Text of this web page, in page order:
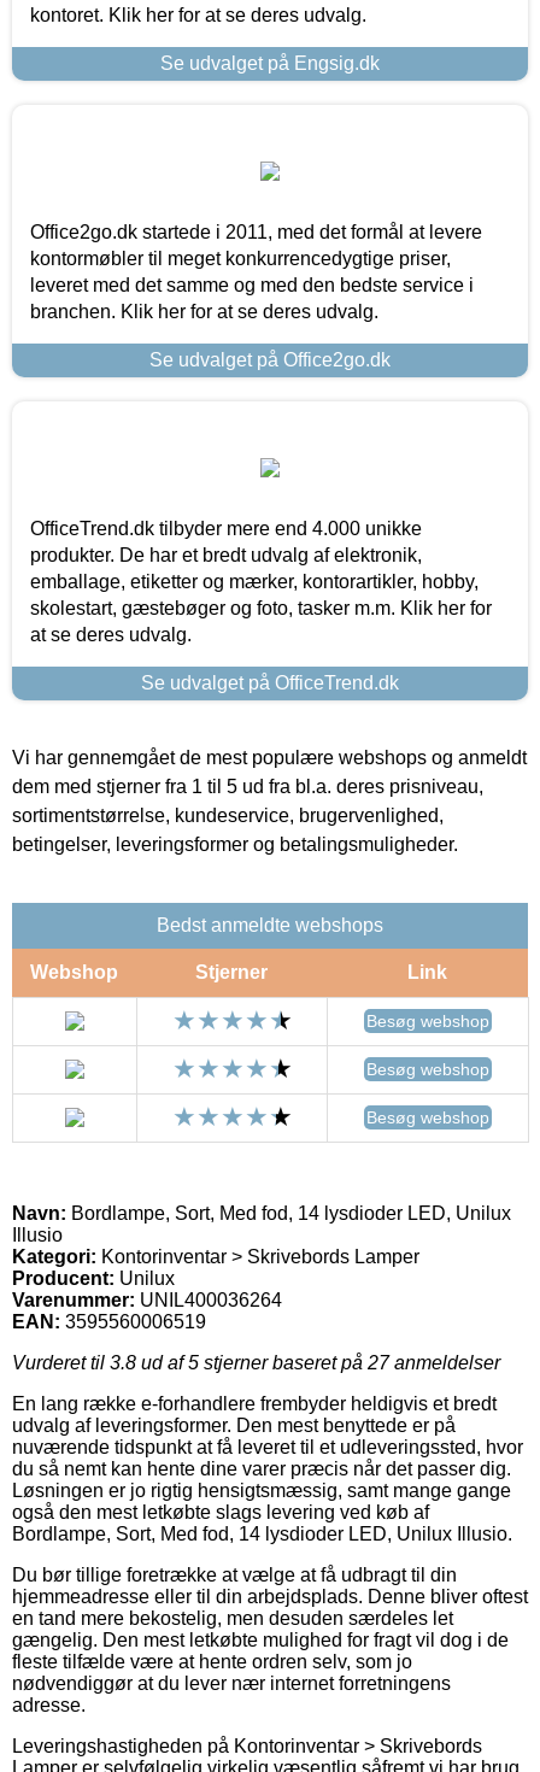
kontoret. Klik her for at se deres udvalg.
Se udvalget på Engsig.dk
Office2go.dk startede i 2011, med det formål at levere
kontormøbler til meget konkurrencedygtige priser,
leveret med det samme og med den bedste service i
branchen. Klik her for at se deres udvalg.
Se udvalget på Office2go.dk
OfficeTrend.dk tilbyder mere end 4.000 unikke
produkter. De har et bredt udvalg af elektronik,
emballage, etiketter og mærker, kontorartikler, hobby,
skolestart, gæstebøger og foto, tasker m.m. Klik her for
at se deres udvalg.
Se udvalget på OfficeTrend.dk
Vi har gennemgået de mest populære webshops og anmeldt
dem med stjerner fra 1 til 5 ud fra bl.a. deres prisniveau,
sortimentstørrelse, kundeservice, brugervenlighed,
betingelser, leveringsformer og betalingsmuligheder.
Bedst anmeldte webshops
Webshop Stjerner Link
Besøg webshop
Besøg webshop
Besøg webshop
Navn: Bordlampe, Sort, Med fod, 14 lysdioder LED, Unilux
Illusio
Kategori: Kontorinventar > Skrivebords Lamper
Producent: Unilux
Varenummer: UNIL400036264
EAN: 3595560006519
Vurderet til 3.8 ud af 5 stjerner baseret på 27anmeldelser
En lang række e-forhandlere frembyder heldigvis et bredt
udvalg af leveringsformer. Den mest benyttede er på
nuværende tidspunkt at få leveret til et udleveringssted, hvor
du så nemt kan hente dine varer præcis når det passer dig.
Løsningen er jo rigtig hensigtsmæssig, samt mange gange
også den mest letkøbte slags levering ved køb af
Bordlampe, Sort, Med fod, 14 lysdioder LED, Unilux Illusio.
Du bør tillige foretrække at vælge at få udbragt til din
hjemmeadresse eller til din arbejdsplads. Denne bliver oftest
en tand mere bekostelig, men desuden særdeles let
gængelig. Den mest letkøbte mulighed for fragt vil dog i de
fleste tilfælde være at hente ordren selv, som jo
nødvendiggør at du lever nær internet forretningens
adresse.
Leveringshastigheden på Kontorinventar > Skrivebords
Lamper er selvfølgelig virkelig væsentlig såfremt vi har brug